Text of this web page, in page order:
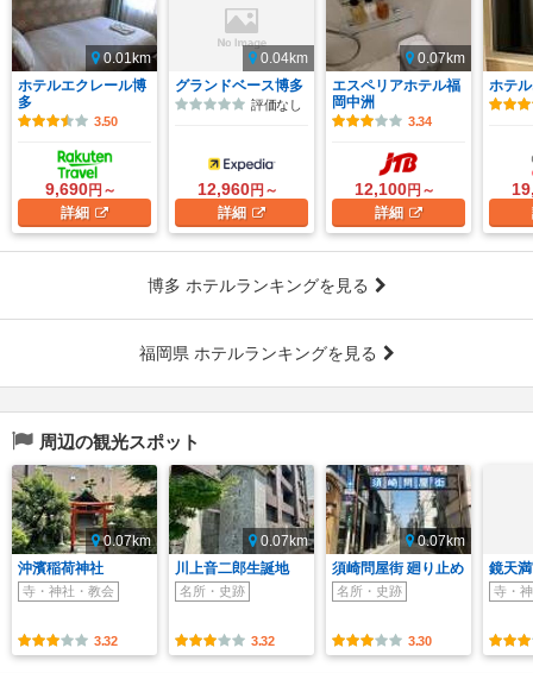
0.01km
ホテルエクレール博
多
3.50
9,690円～
詳細
0.04km
グランドベース博多
評価なし
12,960円～
詳細
0.07km
エスペリアホテル福
岡中洲
3.34
12,100円～
詳細
ホテ
博多 ホテルランキングを見る
福岡県 ホテルランキングを見る
周辺の観光スポット
0.07km
沖濱稲荷神社
寺・神社・教会
3.32
0.07km
川上音二郎生誕地
名所・史跡
3.32
0.07km
須崎問屋街 廻り止め
名所・史跡
3.30
鏡天
寺・